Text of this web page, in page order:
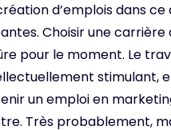
d’emplois dans ce
Choisir une
pour le moment. Le
stimulant,
un emploi en
Très probablement,